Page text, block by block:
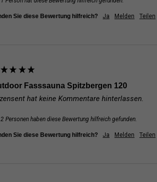
Sie diese Bewertung hilfreich? Ja Melden Teilen
Fasssauna Spitzbergen 120
hat keine Kommentare hinterlassen.
2 Personen haben diese Bewertung hilfreich gefunden.
Sie diese Bewertung hilfreich? Ja Melden Teilen